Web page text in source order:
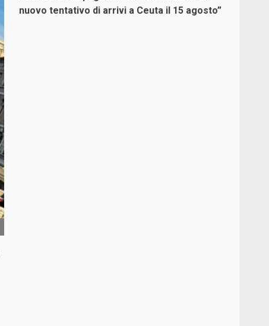
nuovo tentativo di arrivi a Ceuta il 15 agosto”